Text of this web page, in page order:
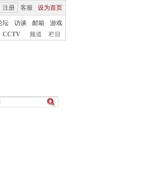
客服 设为首页
注册
坛 访谈 邮箱
游戏
CCTV 频道 栏目